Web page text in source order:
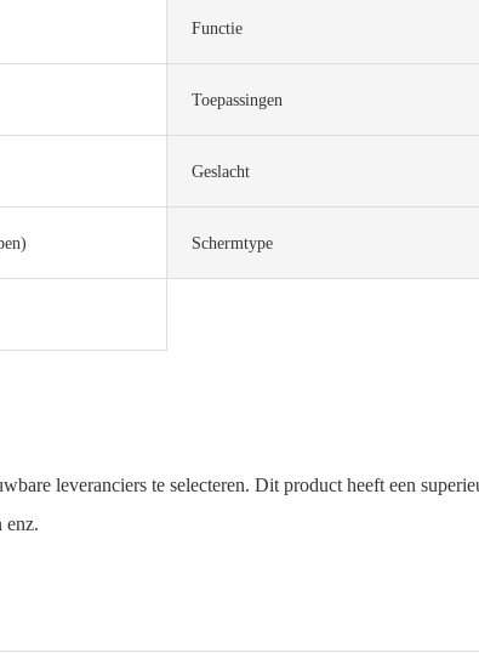
Functie
Toepassingen
Geslacht
Schermtype
leveranciers te selecteren. Dit product heeft een
enz.